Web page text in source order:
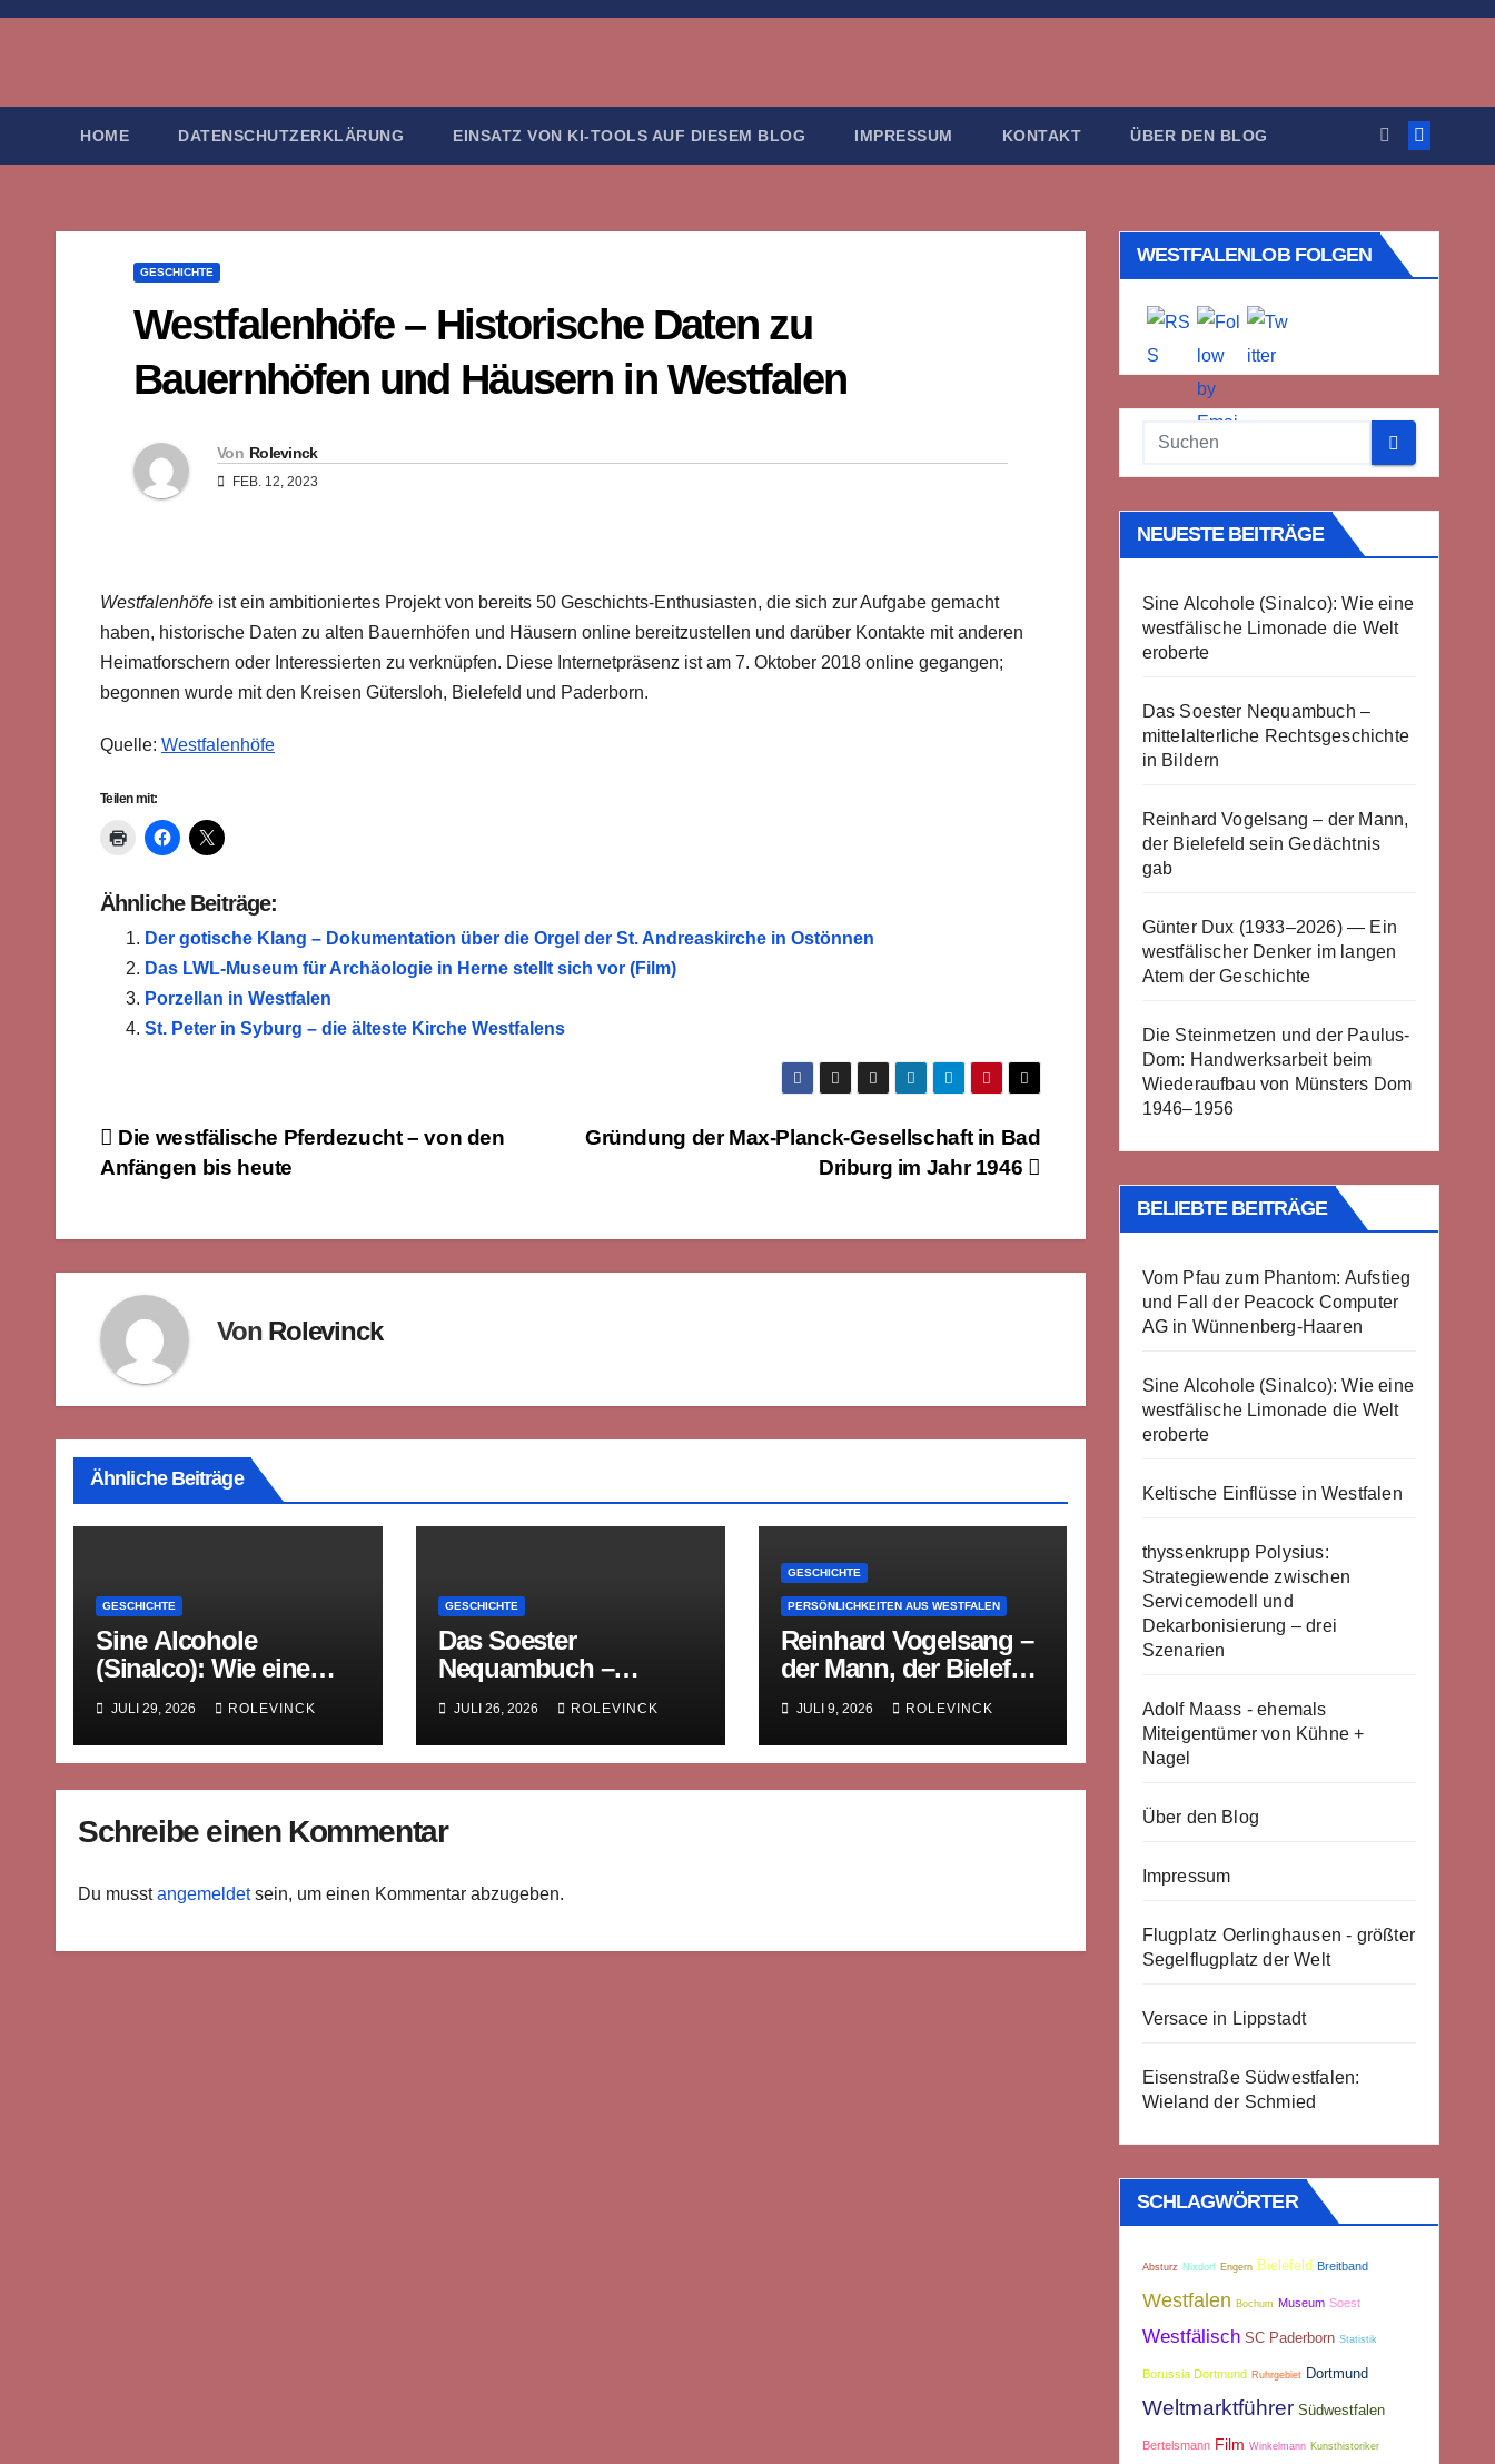
Zum
HOME DATENSCHUTZERKLÄRUNG EINSATZ VON KI-TOOLS AUF DIESEM BLOG IMPRESSUM KONTAKT ÜBER DEN BLOG
GESCHICHTE
Westfalenhöfe – Historische Daten zu
Bauernhöfen und Häusern in Westfalen
Von Rolevinck
FEB. 12, 2023
Westfalenhöfe ist ein ambitioniertes Projekt von bereits 50 Geschichts-Enthusiasten, die sich zur Aufgabe gemacht
haben, historische Daten zu alten Bauernhöfen und Häusern online bereitzustellen und darüber Kontakte mit anderen
Heimatforschern oder Interessierten zu verknüpfen. Diese Internetpräsenz ist am 7. Oktober 2018 online gegangen;
begonnen wurde mit den Kreisen Gütersloh, Bielefeld und Paderborn.
Quelle: Westfalenhöfe
Teilen mit:
Ähnliche Beiträge:
Der gotische Klang – Dokumentation über die Orgel der St. Andreaskirche in Ostönnen
Das LWL-Museum für Archäologie in Herne stellt sich vor (Film)
Porzellan in Westfalen
St. Peter in Syburg – die älteste Kirche Westfalens
Beitragsnavigation
Gründung der Max-Planck-Gesellschaft in Bad
Driburg im Jahr 1946
Die westfälische Pferdezucht – von den
Anfängen bis heute
Von Rolevinck
Ähnliche Beiträge
GESCHICHTE
Sine Alcohole
(Sinalco): Wie eine
westfälische Limonade
die Welt eroberte
JULI 29, 2026 ROLEVINCK
GESCHICHTE
Das Soester
Nequambuch –
mittelalterliche
Rechtsgeschichte in
Bildern
JULI 26, 2026 ROLEVINCK
GESCHICHTE
PERSÖNLICHKEITEN AUS WESTFALEN
Reinhard Vogelsang –
der Mann, der Bielefeld
sein Gedächtnis gab
JULI 9, 2026 ROLEVINCK
Schreibe einen Kommentar
Du musstangemeldetsein, um einen Kommentar abzugeben.
WESTFALENLOB FOLGEN
NEUESTE BEITRÄGE
Sine Alcohole (Sinalco): Wie eine
westfälische Limonade die Welt
eroberte
Das Soester Nequambuch –
mittelalterliche Rechtsgeschichte
in Bildern
Reinhard Vogelsang – der Mann,
der Bielefeld sein Gedächtnis
gab
Günter Dux (1933–2026) — Ein
westfälischer Denker im langen
Atem der Geschichte
Die Steinmetzen und der Paulus-
Dom: Handwerksarbeit beim
Wiederaufbau von Münsters Dom
1946–1956
BELIEBTE BEITRÄGE
Vom Pfau zum Phantom: Aufstieg
und Fall der Peacock Computer
AG in Wünnenberg-Haaren
Sine Alcohole (Sinalco): Wie eine
westfälische Limonade die Welt
eroberte
Keltische Einflüsse in Westfalen
thyssenkrupp Polysius:
Strategiewende zwischen
Servicemodell und
Dekarbonisierung – drei
Szenarien
Adolf Maass - ehemals
Miteigentümer von Kühne +
Nagel
Über den Blog
Impressum
Flugplatz Oerlinghausen - größter
Segelflugplatz der Welt
Versace in Lippstadt
Eisenstraße Südwestfalen:
Wieland der Schmied
SCHLAGWÖRTER
Absturz Nixdorf Engern Bielefeld Breitband
Westfalen Bochum Museum Soest
Westfälisch SC Paderborn Statistik
Borussia Dortmund Ruhrgebiet Dortmund
Weltmarktführer Südwestfalen
Bertelsmann Film Winkelmann Kunsthistoriker